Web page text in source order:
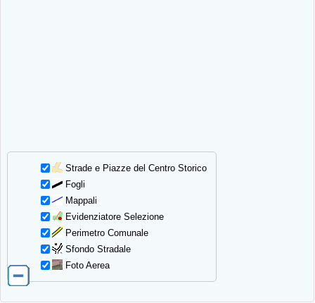
Strade e Piazze del Centro Storico
Fogli
Mappali
Evidenziatore Selezione
Perimetro Comunale
Sfondo Stradale
Foto Aerea